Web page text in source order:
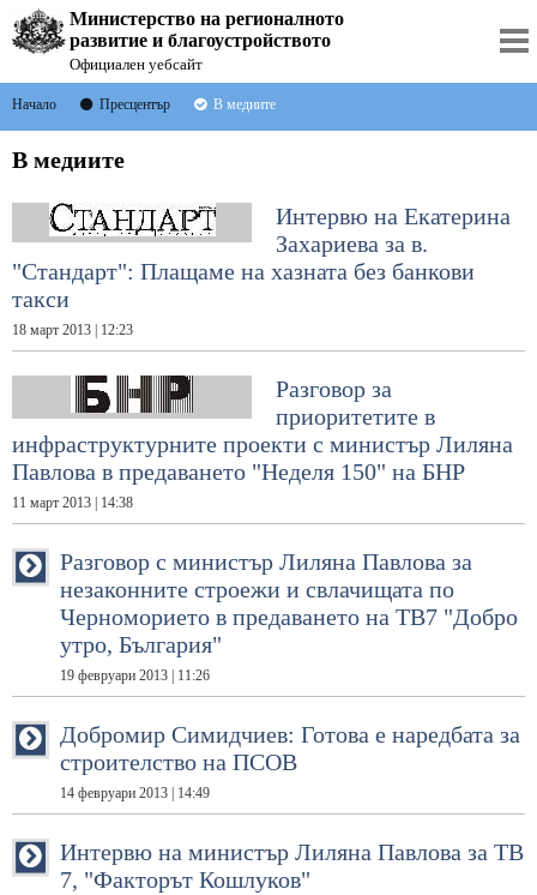
Министерство на регионалното
развитие и благоустройството
Официален уебсайт
Начало Пресцентър В медиите
В медиите
Интервю на Екатерина
Захариева за в.
"Стандарт": Плащаме на хазната без банкови
такси
18 март 2013 | 12:23
Разговор за
приоритетите в
инфраструктурните проекти с министър Лиляна
Павлова в предаването "Неделя 150" на БНР
11 март 2013 | 14:38
Разговор с министър Лиляна Павлова за
незаконните строежи и свлачищата по
Черноморието в предаването на ТВ7 "Добро
утро, България"
19 февруари 2013 | 11:26
Добромир Симидчиев: Готова е наредбата за
строителство на ПСОВ
14 февруари 2013 | 14:49
Интервю на министър Лиляна Павлова за ТВ
7, "Факторът Кошлуков"